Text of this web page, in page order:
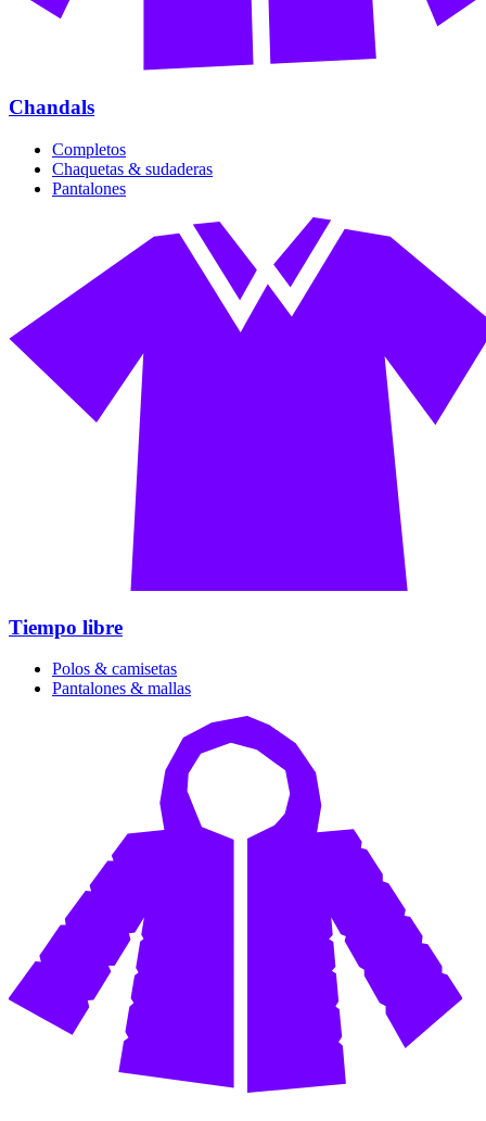
Chandals
Completos
Chaquetas & sudaderas
Pantalones
Tiempo libre
Polos & camisetas
Pantalones & mallas